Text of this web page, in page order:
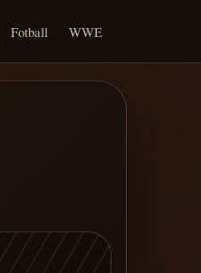
Fotball WWE